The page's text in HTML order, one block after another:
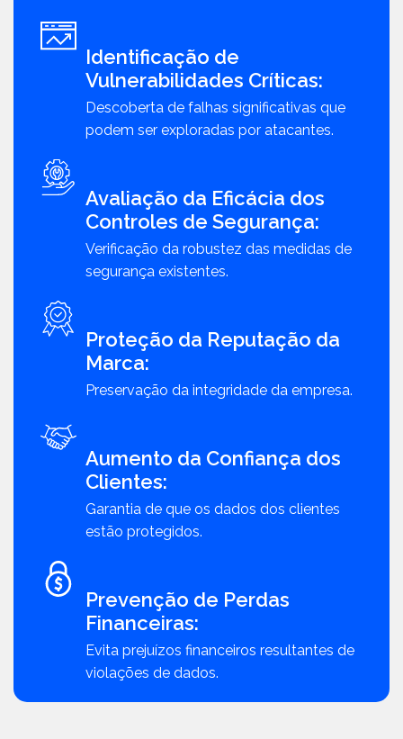
Identificação de
Vulnerabilidades Críticas:
Descoberta de falhas significativas que
podem ser exploradas por atacantes.
Avaliação da Eficácia dos
Controles de Segurança:
Verificação da robustez das medidas de
segurança existentes.
Proteção da Reputação da
Marca:
Preservação da integridade da empresa.
Aumento da Confiança dos
Clientes:
Garantia de que os dados dos clientes
estão protegidos.
Prevenção de Perdas
Financeiras:
Evita prejuízos financeiros resultantes de
violações de dados.